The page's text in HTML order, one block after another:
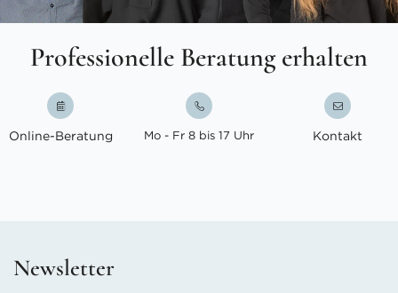
Professionelle Beratung erhalten
Online-Beratung Mo - Fr 8 bis 17 Uhr Kontakt
Newsletter